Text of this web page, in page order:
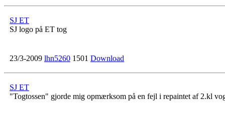
SJ ET
SJ logo på ET tog
23/3-2009 lhn5260 1501 Download
SJ ET
"Togtossen" gjorde mig opmærksom på en fejl i repaintet af 2.kl